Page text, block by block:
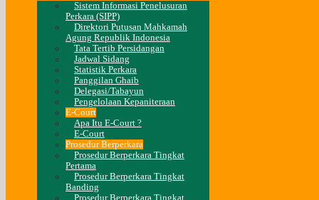
Sistem Informasi Penelusuran
Perkara (SIPP)
Direktori Putusan Mahkamah
Agung Republik Indonesia
Tata Tertib Persidangan
Jadwal Sidang
Statistik Perkara
Panggilan Ghaib
Delegasi/Tabayun
Pengelolaan Kepaniteraan
E-Court
Apa Itu E-Court ?
E-Court
Prosedur Berperkara
Prosedur Berperkara Tingkat
Pertama
Prosedur Berperkara Tingkat
Banding
Prosedur Berperkara Tingkat